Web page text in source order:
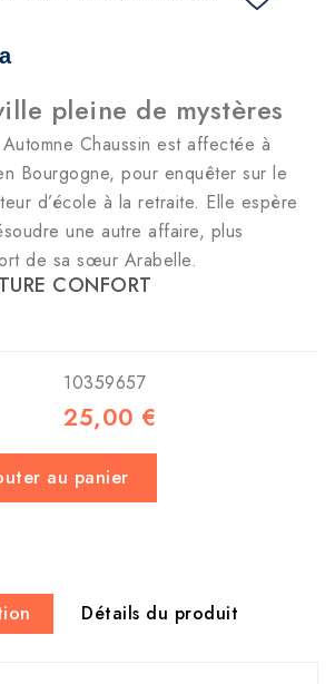
pleine de mystères
Chaussin est affectée à
Bourgogne, pour enquêter sur le
d’école à la retraite. Elle espère
une autre affaire, plus
de sa sœur Arabelle.
CONFORT
10359657
25,00 €
au panier
Détails du produit